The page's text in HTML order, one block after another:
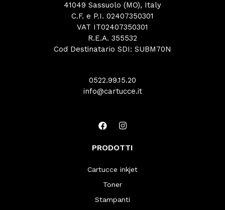
41049 Sassuolo (MO), Italy
C.F. e P.I. 02407350301
VAT IT02407350301
R.E.A. 355532
Cod Destinatario SDI: SUBM70N
0522.99.15.20
info@cartucce.it
PRODOTTI
Cartucce inkjet
Toner
Stampanti